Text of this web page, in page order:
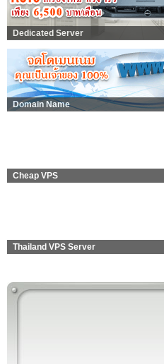
Dedicated Server
Domain Name
Cheap VPS
Thailand VPS Server